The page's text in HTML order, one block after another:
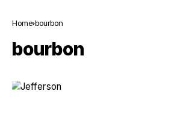
Home bourbon
bourbon